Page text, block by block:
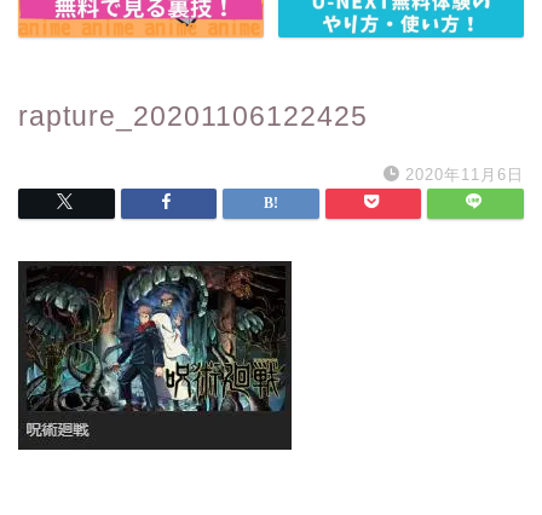
rapture_20201106122425
2020年11月6日